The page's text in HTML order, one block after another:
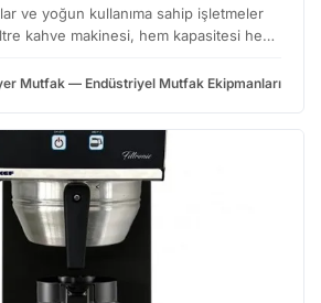
ve yoğun kullanıma sahip işletmeler
kahve makinesi, hem kapasitesi hem
kahve demleme ih…
Mutfak — Endüstriyel Mutfak Ekipmanları